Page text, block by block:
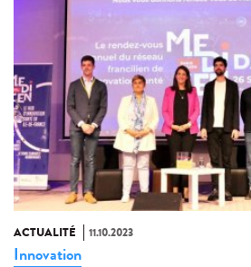
ACTUALITÉ 11.10.2023
Innovation